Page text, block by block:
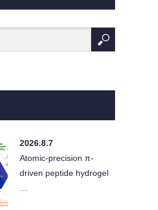
2026.8.7
Atomic-precision π-
driven peptide hydrogel